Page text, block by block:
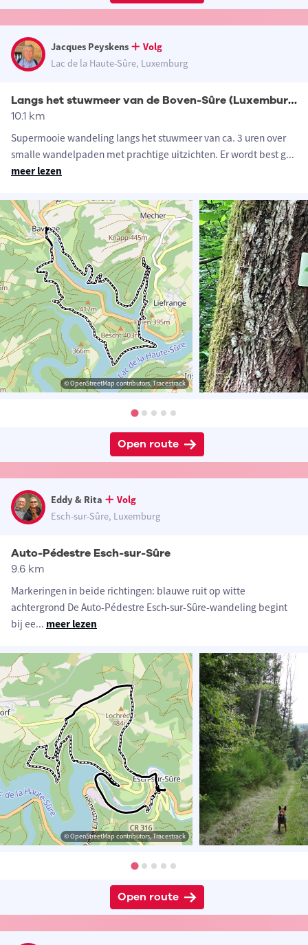
Jacques Peyskens
Volg
Lac de la Haute-Sûre, Luxemburg
Langs het stuwmeer van de Boven-Sûre (Luxemburg)
10.1 km
Supermooie wandeling langs het stuwmeer van ca. 3 uren over
smalle wandelpaden met prachtige uitzichten. Er wordt best g...
meer lezen
© OpenStreetMap contributors, Tracestrack
Open route
Eddy & Rita
Volg
Esch-sur-Sûre, Luxemburg
Auto-Pédestre Esch-sur-Sûre
9.6 km
Markeringen in beide richtingen: blauwe ruit op witte
achtergrond De Auto-Pédestre Esch-sur-Sûre-wandeling begint
bij ee... meer lezen
© OpenStreetMap contributors, Tracestrack
Open route